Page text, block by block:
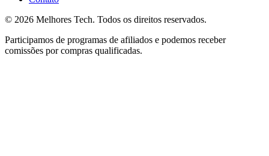
© 2026 Melhores Tech. Todos os direitos reservados.
Participamos de programas de afiliados e podemos receber
comissões por compras qualificadas.